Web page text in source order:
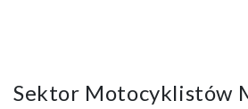
Sektor Motocyklistów